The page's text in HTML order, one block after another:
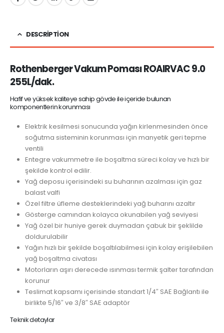
DESCRIPTION
Rothenberger Vakum Poması ROAIRVAC 9.0
255L/dak.
Hafif ve yüksek kaliteye sahip gövde ile içeride bulunan
komponentlerin korunması
Elektrik kesilmesi sonucunda yağın kirlenmesinden önce
soğutma sisteminin korunması için manyetik geri tepme
ventili
Entegre vakummetre ile boşaltma süreci kolay ve hızlı bir
şekilde kontrol edilir.
Yağ deposu içerisindeki su buharının azalması için gaz
balast valfi
Özel filtre üfleme desteklerindeki yağ buharını azaltır
Gösterge camından kolayca okunabilen yağ seviyesi
Yağ özel bir huniye gerek duymadan çabuk bir şeklilde
doldurulabilir
Yağın hızlı bir şekilde boşaltılabilmesi için kolay erişilebilen
yağ boşaltma civatası
Motorların aşırı derecede ısınması termik şalter tarafından
korunur
Teslimat kapsamı içerisinde standart 1/4″ SAE Bağlantı ile
birlikte 5/16″ ve 3/8″ SAE adaptör
Teknik detaylar